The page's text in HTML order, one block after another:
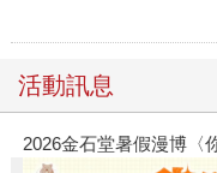
活動訊息
2026金石堂暑假漫博〈